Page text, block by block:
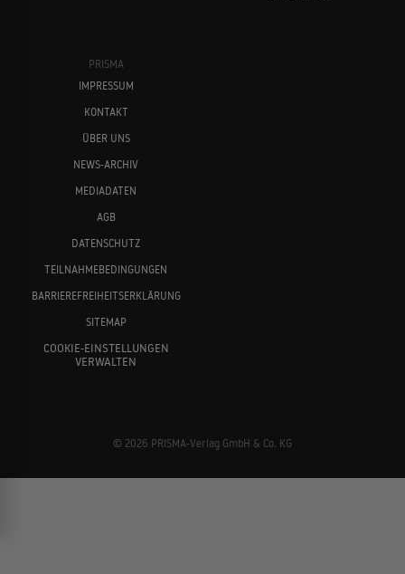
PRISMA
IMPRESSUM
KONTAKT
ÜBER UNS
NEWS-ARCHIV
MEDIADATEN
AGB
DATENSCHUTZ
TEILNAHMEBEDINGUNGEN
BARRIEREFREIHEITSERKLÄRUNG
SITEMAP
COOKIE-EINSTELLUNGEN
VERWALTEN
© 2026 PRISMA-Verlag GmbH & Co. KG